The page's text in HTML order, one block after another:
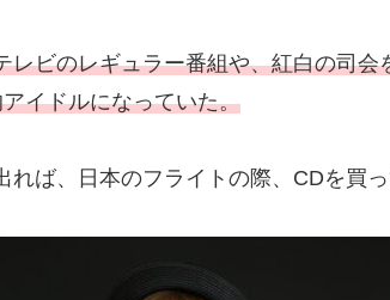
レビのレギュラー番組や、紅白の司
イドルになっていた。
れば、日本のフライトの際、CDを買